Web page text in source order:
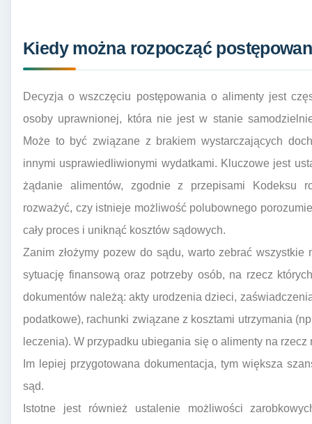
Kiedy można rozpocząć
Decyzja o wszczęciu postępowania o alimenty jest
osoby uprawnionej, która nie jest w stanie
Może to być związane z brakiem wystarczających
innymi usprawiedliwionymi wydatkami. Kluczowe jest
żądanie alimentów, zgodnie z przepisami Kodeksu
rozważyć, czy istnieje możliwość polubownego
cały proces i uniknąć kosztów sądowych.
Zanim złożymy pozew do sądu, warto zebrać
sytuację finansową oraz potrzeby osób, na rzecz
dokumentów należą: akty urodzenia dzieci,
podatkowe), rachunki związane z kosztami utrzymania
leczenia). W przypadku ubiegania się o alimenty na rzecz
Im lepiej przygotowana dokumentacja, tym większa
sąd.
Istotne jest również ustalenie możliwości